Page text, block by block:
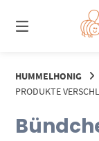
zum
Inhalt
HUMMELHONIG
PRODUKTE